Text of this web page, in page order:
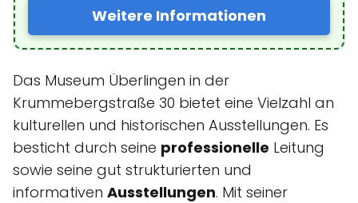
Weitere Informationen
Das Museum Überlingen in der
Krummebergstraße 30 bietet eine Vielzahl an
kulturellen und historischen Ausstellungen. Es
besticht durch seine professionelle Leitung
sowie seine gut strukturierten und
informativen Ausstellungen. Mit seiner